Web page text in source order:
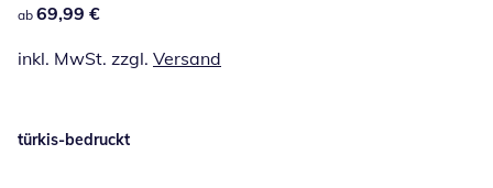
69,99 €
ab 69,99 €
inkl. MwSt. zzgl. Versand
türkis-bedruckt